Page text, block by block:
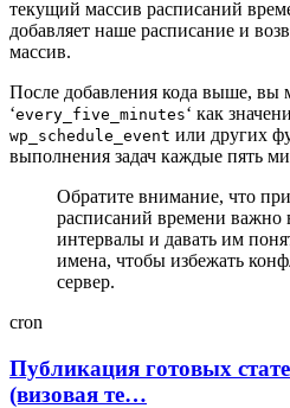
текущий массив расписаний
добавляет наше расписание и
массив.
После добавления кода выше, вы
‘every_five_minutes‘ как
wp_schedule_event или других
выполнения задач каждые пять
Обратите внимание, что
расписаний времени важно
интервалы и давать им
имена, чтобы избежать
сервер.
cron
Публикация готовых
(визовая те…